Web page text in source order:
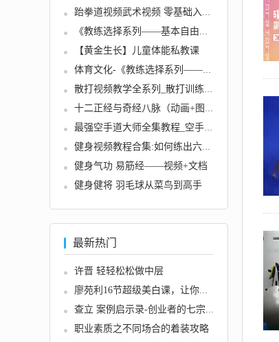
跆拳道视频武术视频 零基础入门到...
《教练选择系列——基本自由泳技...
【黄金生长】儿童体能私教课
体育文化-《教练选择系列——基本...
散打视频教学全系列_散打训练格斗...
十二正经与奇经八脉（动画+图片）...
最强空手道大师全集教程_空手道实...
健身视频教程合集:如何练出六块腹...
健身气功 易筋经——视频+文档
健身健将 羽毛球从菜鸟到高手
最新热门
许晋 轻轻松松做中层
廖苑利16节超级美白课，让你白到...
查立 案例启示录-创业者的七宗罪...
职业素质之不同场合的着装攻略